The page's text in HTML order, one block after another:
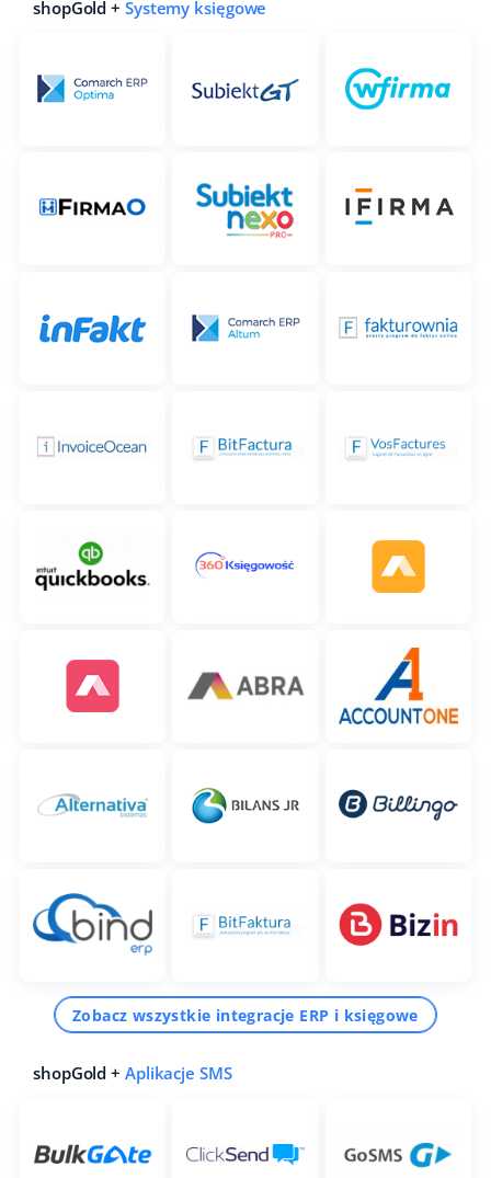
shopGold + Systemy księgowe
Zobacz wszystkie integracje ERP i księgowe
shopGold + Aplikacje SMS